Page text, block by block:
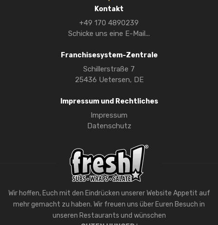
Kontakt
+49 170 4890239
Schicke uns eine E-Mail...
Franchisesystem-Zentrale
Schillerstraße 7
25436 Uetersen, DE
Impressum und Rechtliches
Impressum
Datenschutz
Wir hoffen, Euch mit den Eindrücken unserer Website Appetit auf
mehr gemacht zu haben. Wir freuen uns über Euren Besuch in
unseren Restaurants und wünschen